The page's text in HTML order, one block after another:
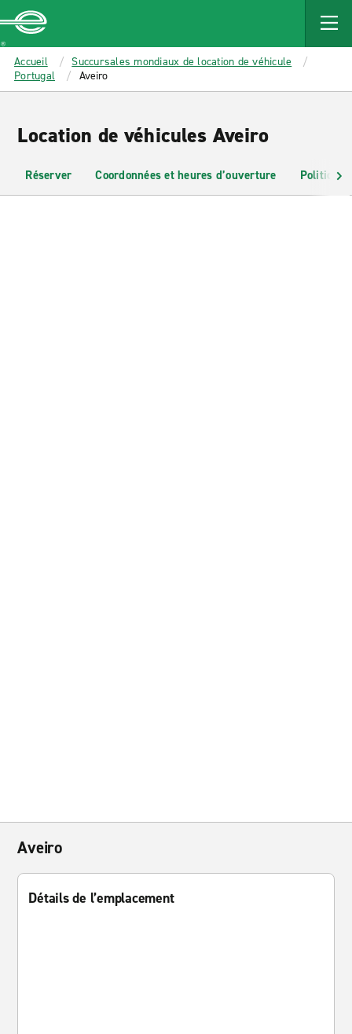
MAIN
CONTENT
Enterprise
Accueil
Succursales mondiaux de location de véhicule
Portugal
Aveiro
Location de véhicules Aveiro
Réserver Coordonnées et heures d’ouverture Politiques
Aveiro
Détails de l’emplacement